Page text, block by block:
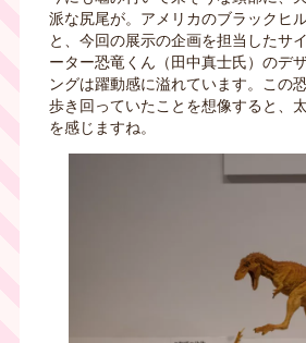
派な尻尾が。アメリカのブラックヒ
と、今回の展示の企画を担当したサ
ーター恐竜くん（田中真士氏）のデ
ングは躍動感に溢れています。この
歩き回っていたことを想像すると、
を感じますね。